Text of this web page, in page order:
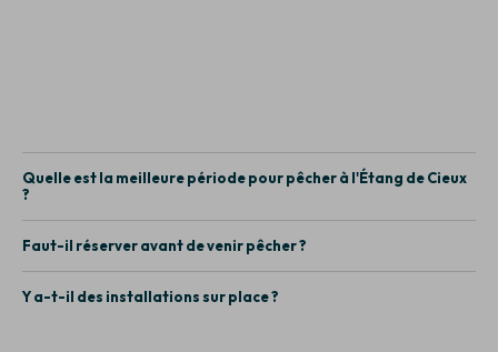
Quelle est la meilleure période pour pêcher à l'Étang de Cieux
?
Faut-il réserver avant de venir pêcher ?
Y a-t-il des installations sur place ?